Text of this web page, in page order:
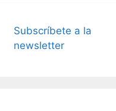
Subscríbete a la
newsletter